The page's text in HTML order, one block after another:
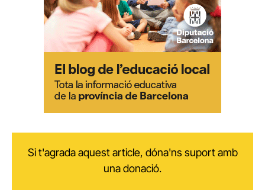
Si t'agrada aquest article, dóna'ns suport amb
una donació.